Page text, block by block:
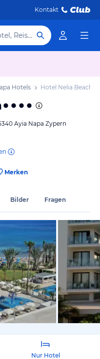
Kontakt
Hotel, Reiseziel
Hotels Hotel Nelia Beach
Ayia Napa Zypern
Merken
Bilder Fragen
vom
Nur Hotel